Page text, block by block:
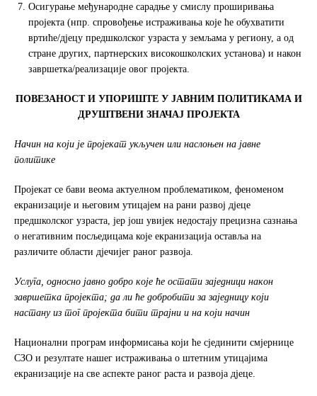
Осигурање међународне сарадње у смислу проширивања
пројекта (нпр. спровођење истраживања које ће обухватити
вртиће/дјецу предшколског узраста у земљама у региону, а од
стране других, партнерских високошколских установа) и након
завршетка/реализације овог пројекта.
ПОВЕЗАНОСТ И УПОРИШТЕ У ЈАВНИМ ПОЛИТИКАМА И
ДРУШТВЕНИ ЗНАЧАЈ ПРОЈЕКТА
Начин на који је пројекат укључен или наслоњен на јавне
политике
Пројекат се бави веома актуелном проблематиком, феноменом
екранизације и његовим утицајем на рани развој дјеце
предшколског узраста, јер још увијек недостају прецизна сазнања
о негативним посљедицама које екранизација оставља на
различите области дјечијег раног развоја.
Услуга, односно јавно добро које ће остати заједници након
завршетка пројекта; да ли ће добробити за заједницу који
настану из тог пројекта бити трајни и на који начин
Национални програм информисања који ће сјединити смјернице
СЗО и резултате нашег истраживања о штетним утицајима
екранизације на све аспекте раног раста и развоја дјеце.